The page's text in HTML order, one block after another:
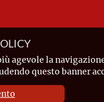
agevole la
questo banner